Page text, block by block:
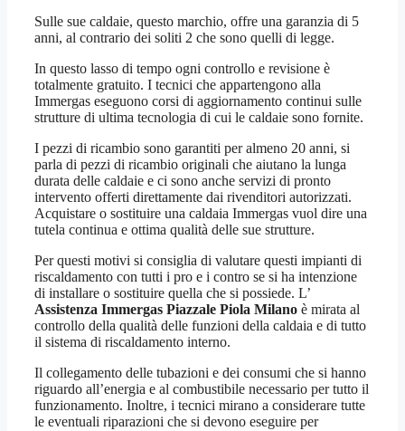
Sulle sue caldaie, questo marchio, offre una garanzia di 5
anni, al contrario dei soliti 2 che sono quelli di legge.
In questo lasso di tempo ogni controllo e revisione è
totalmente gratuito. I tecnici che appartengono alla
Immergas eseguono corsi di aggiornamento continui sulle
strutture di ultima tecnologia di cui le caldaie sono fornite.
I pezzi di ricambio sono garantiti per almeno 20 anni, si
parla di pezzi di ricambio originali che aiutano la lunga
durata delle caldaie e ci sono anche servizi di pronto
intervento offerti direttamente dai rivenditori autorizzati.
Acquistare o sostituire una caldaia Immergas vuol dire una
tutela continua e ottima qualità delle sue strutture.
Per questi motivi si consiglia di valutare questi impianti di
riscaldamento con tutti i pro e i contro se si ha intenzione
di installare o sostituire quella che si possiede. L’
Assistenza Immergas Piazzale Piola Milano è mirata al
controllo della qualità delle funzioni della caldaia e di tutto
il sistema di riscaldamento interno.
Il collegamento delle tubazioni e dei consumi che si hanno
riguardo all’energia e al combustibile necessario per tutto il
funzionamento. Inoltre, i tecnici mirano a considerare tutte
le eventuali riparazioni che si devono eseguire per